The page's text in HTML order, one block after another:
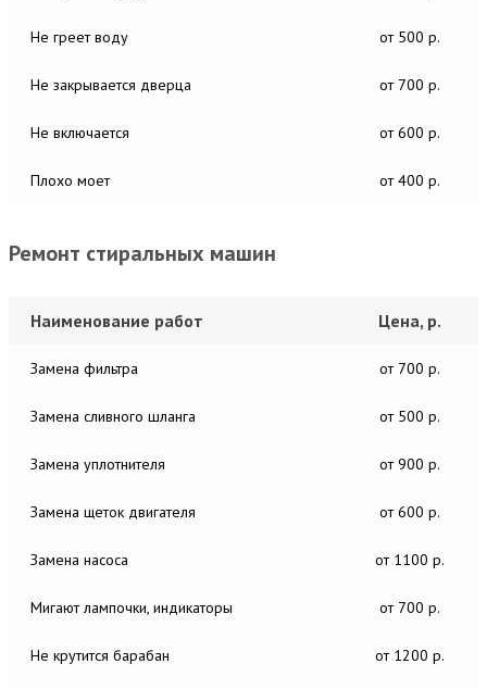
Не греет воду от 500 р.
Не закрывается дверца от 700 р.
Не включается от 600 р.
Плохо моет от 400 р.
Ремонт стиральных машин
Наименование работ Цена, р.
Замена фильтра от 700 р.
Замена сливного шланга от 500 р.
Замена уплотнителя от 900 р.
Замена щеток двигателя от 600 р.
Замена насоса от 1100 р.
Мигают лампочки, индикаторы от 700 р.
Не крутится барабан от 1200 р.